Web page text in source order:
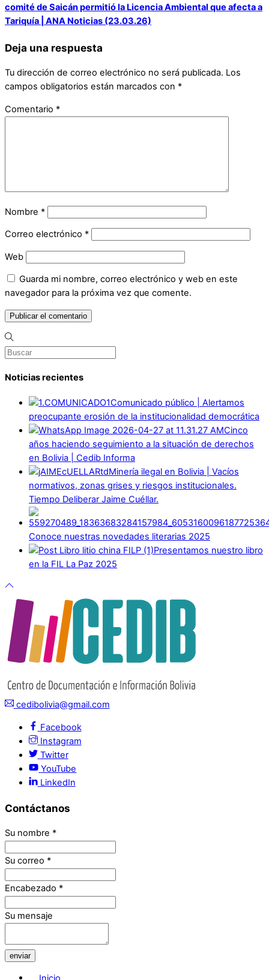
comité de Saicán permitió la Licencia Ambiental que afecta a
Tariquía | ANA Noticias (23.03.26)
Deja una respuesta
Tu dirección de correo electrónico no será publicada. Los
campos obligatorios están marcados con *
Comentario *
Nombre *
Correo electrónico *
Web
Guarda mi nombre, correo electrónico y web en este
navegador para la próxima vez que comente.
Noticias recientes
Comunicado público | Alertamos
preocupante erosión de la institucionalidad democrática
Cinco
años haciendo seguimiento a la situación de derechos
en Bolivia | Cedib Informa
Minería ilegal en Bolivia | Vacíos
normativos, zonas grises y riesgos institucionales.
Tiempo Deliberar Jaime Cuéllar.
Conoce nuestras novedades literarias 2025
Presentamos nuestro libro
en la FIL La Paz 2025
cedibolivia@gmail.com
Facebook
Instagram
Twitter
YouTube
LinkedIn
Contáctanos
Su nombre *
Su correo *
Encabezado *
Su mensaje
enviar
Inicio